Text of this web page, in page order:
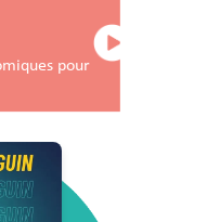
pour les centres